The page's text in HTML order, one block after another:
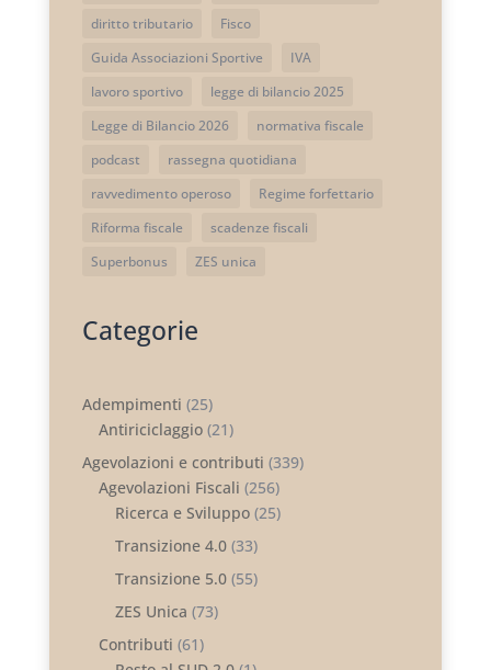
diritto tributario
Fisco
Guida Associazioni Sportive
IVA
lavoro sportivo
legge di bilancio 2025
Legge di Bilancio 2026
normativa fiscale
podcast
rassegna quotidiana
ravvedimento operoso
Regime forfettario
Riforma fiscale
scadenze fiscali
Superbonus
ZES unica
Categorie
Adempimenti (25)
Antiriciclaggio(21)
Agevolazioni e contributi (339)
Agevolazioni Fiscali (256)
Ricerca e Sviluppo(25)
Transizione 4.0(33)
Transizione 5.0(55)
ZES Unica (73)
Contributi (61)